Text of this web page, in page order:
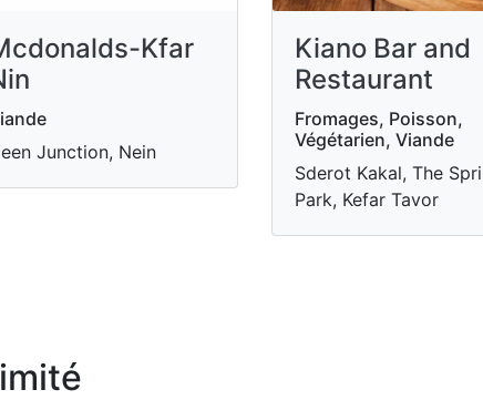
Kfar
Junction, Nein
Kiano Bar and
Restaurant
Fromages, Poisson,
Végétarien, Viande
Sderot Kakal, The
Park, Kefar Tavor